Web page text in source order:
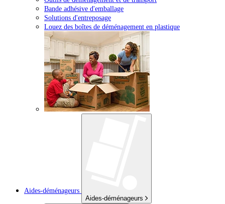
Bande adhésive d'emballage
Solutions d'entreposage
Louez des boîtes de déménagement en plastique
Aides-déménageurs
Aides-déménageurs